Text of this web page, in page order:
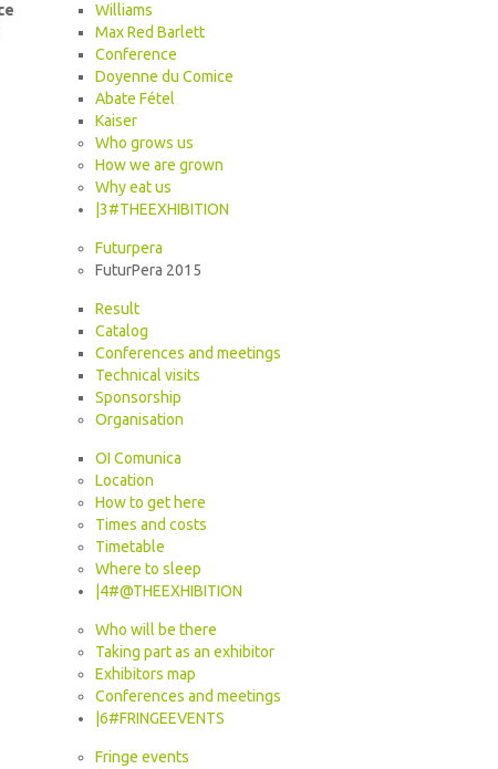
Williams
Max Red Barlett
Conference
Doyenne du Comice
Abate Fétel
Kaiser
Who grows us
How we are grown
Why eat us
|3#THEEXHIBITION
Futurpera
FuturPera 2015
Result
Catalog
Conferences and meetings
Technical visits
Sponsorship
Organisation
OI Comunica
Location
How to get here
Times and costs
Timetable
Where to sleep
|4#@THEEXHIBITION
Who will be there
Taking part as an exhibitor
Exhibitors map
Conferences and meetings
|6#FRINGEEVENTS
Fringe events